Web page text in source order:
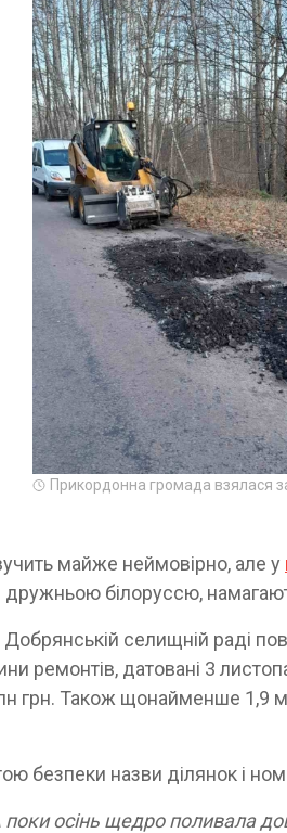
Прикордонна громада взялася
майже неймовірно, але у
білоруссю,
Добрянській селищній раді
ремонтів, датовані 3
грн. Також щонайменше 1,9
безпеки назви ділянок і
поки осінь щедро поливала